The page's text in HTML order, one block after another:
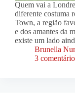
Quem vai a
diferente costuma
Town, a região
e dos amantes da
existe um lado
Brunella
3